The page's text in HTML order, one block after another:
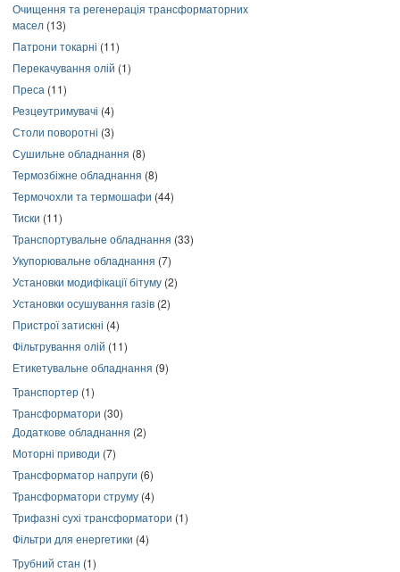
Очищення та регенерація трансформаторних
масел (13)
Патрони токарні (11)
Перекачування олій (1)
Преса (11)
Резцеутримувачі (4)
Столи поворотні (3)
Сушильне обладнання (8)
Термозбіжне обладнання (8)
Термочохли та термошафи (44)
Тиски (11)
Транспортувальне обладнання (33)
Укупорювальне обладнання (7)
Установки модифікації бітуму (2)
Установки осушування газів (2)
Пристрої затискні (4)
Фільтрування олій (11)
Етикетувальне обладнання (9)
Транспортер (1)
Трансформатори (30)
Додаткове обладнання (2)
Моторні приводи (7)
Трансформатор напруги (6)
Трансформатори струму (4)
Трифазні сухі трансформатори (1)
Фільтри для енергетики (4)
Трубний стан (1)